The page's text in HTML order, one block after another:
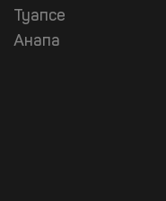
Туапсе
Анапа